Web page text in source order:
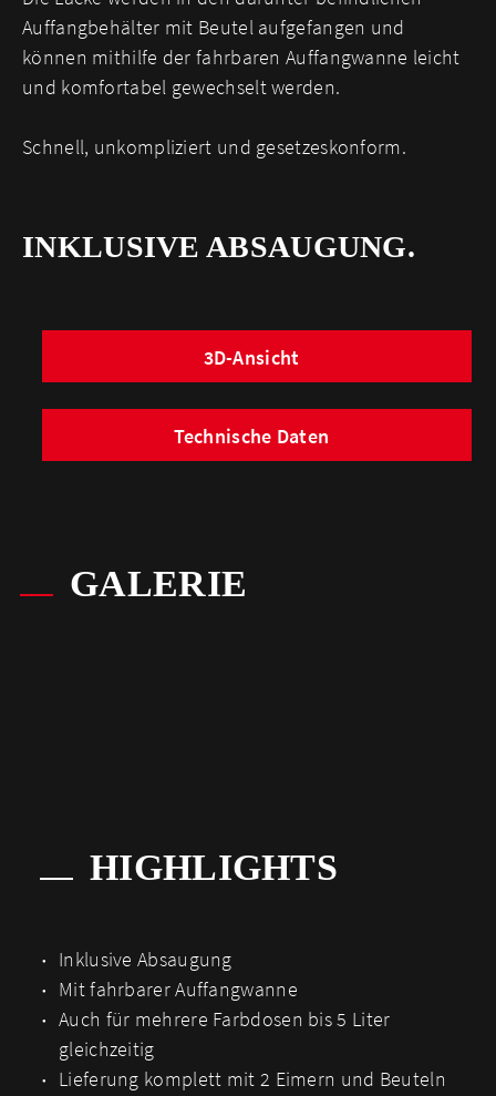
Auffangbehälter mit Beutel aufgefangen und
können mithilfe der fahrbaren Auffangwanne leicht
und komfortabel gewechselt werden.
Schnell, unkompliziert und gesetzeskonform.
INKLUSIVE ABSAUGUNG.
3D-Ansicht
Technische Daten
GALERIE
HIGHLIGHTS
Inklusive Absaugung
Mit fahrbarer Auffangwanne
Auch für mehrere Farbdosen bis 5 Liter
gleichzeitig
Lieferung komplett mit 2 Eimern und Beuteln